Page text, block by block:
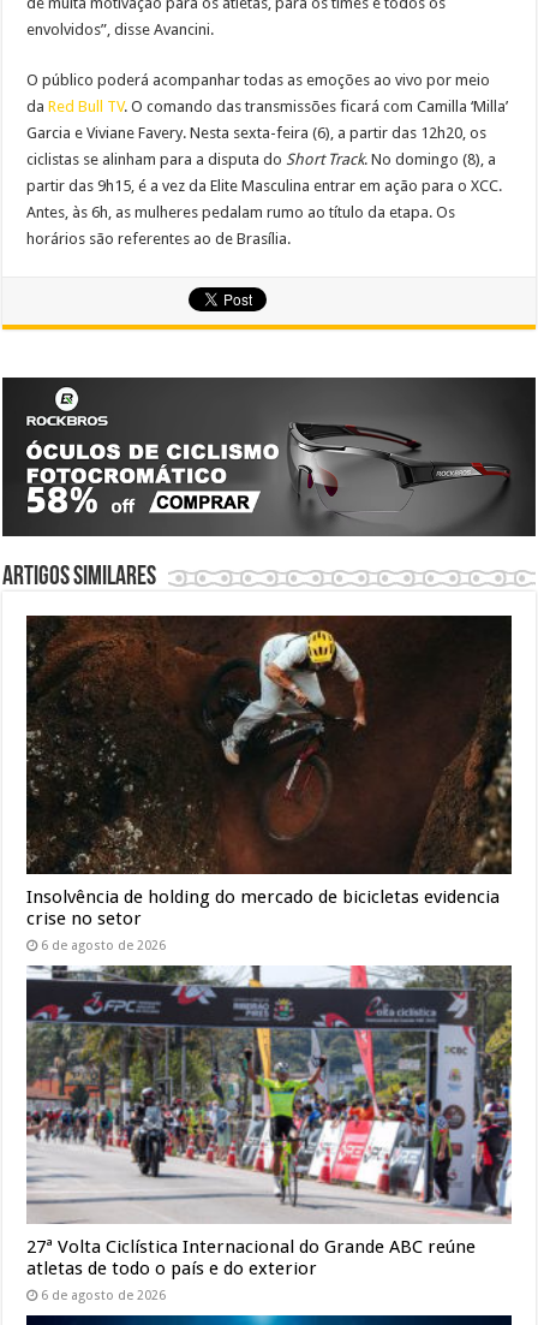
envolvidos”, disse Avancini.
O público poderá acompanhar todas as emoções ao vivo por meio
daRed Bull TV. O comando das transmissões ficará com Camilla ‘Milla’
Garcia e Viviane Favery. Nesta sexta-feira (6), a partir das 12h20, os
ciclistas se alinham para a disputa doShort Track. No domingo (8), a
partir das 9h15, é a vez da Elite Masculina entrar em ação para o XCC.
Antes, às 6h, as mulheres pedalam rumo ao título da etapa. Os
horários são referentes ao de Brasília.
Artigos similares
Insolvência de holding do mercado de bicicletas evidencia
crise no setor
6 de agosto de 2026
27ª Volta Ciclística Internacional do Grande ABC reúne
atletas de todo o país e do exterior
6 de agosto de 2026